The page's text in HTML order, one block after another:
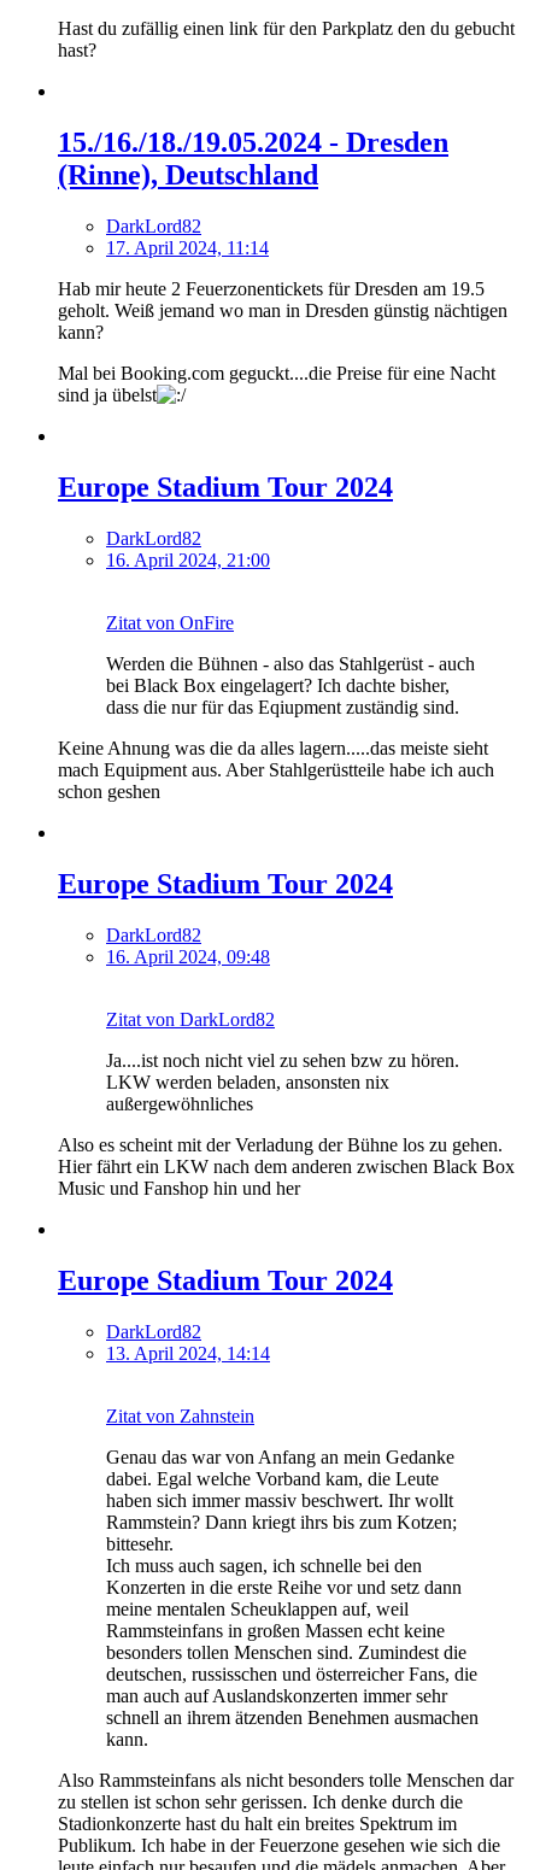
Hast du zufällig einen link für den Parkplatz den du gebucht
hast?
15./16./18./19.05.2024 - Dresden
(Rinne), Deutschland
DarkLord82
17. April 2024, 11:14
Hab mir heute 2 Feuerzonentickets für Dresden am 19.5
geholt. Weiß jemand wo man in Dresden günstig nächtigen
kann?
Mal bei Booking.com geguckt....die Preise für eine Nacht
sind ja übelst
Europe Stadium Tour 2024
DarkLord82
16. April 2024, 21:00
Zitat von OnFire
Werden die Bühnen - also das Stahlgerüst - auch
bei Black Box eingelagert? Ich dachte bisher,
dass die nur für das Eqiupment zuständig sind.
Keine Ahnung was die da alles lagern.....das meiste sieht
mach Equipment aus. Aber Stahlgerüstteile habe ich auch
schon geshen
Europe Stadium Tour 2024
DarkLord82
16. April 2024, 09:48
Zitat von DarkLord82
Ja....ist noch nicht viel zu sehen bzw zu hören.
LKW werden beladen, ansonsten nix
außergewöhnliches
Also es scheint mit der Verladung der Bühne los zu gehen.
Hier fährt ein LKW nach dem anderen zwischen Black Box
Music und Fanshop hin und her
Europe Stadium Tour 2024
DarkLord82
13. April 2024, 14:14
Zitat von Zahnstein
Genau das war von Anfang an mein Gedanke
dabei. Egal welche Vorband kam, die Leute
haben sich immer massiv beschwert. Ihr wollt
Rammstein? Dann kriegt ihrs bis zum Kotzen;
bittesehr.
Ich muss auch sagen, ich schnelle bei den
Konzerten in die erste Reihe vor und setz dann
meine mentalen Scheuklappen auf, weil
Rammsteinfans in großen Massen echt keine
besonders tollen Menschen sind. Zumindest die
deutschen, russisschen und österreicher Fans, die
man auch auf Auslandskonzerten immer sehr
schnell an ihrem ätzenden Benehmen ausmachen
kann.
Also Rammsteinfans als nicht besonders tolle Menschen dar
zu stellen ist schon sehr gerissen. Ich denke durch die
Stadionkonzerte hast du halt ein breites Spektrum im
Publikum. Ich habe in der Feuerzone gesehen wie sich die